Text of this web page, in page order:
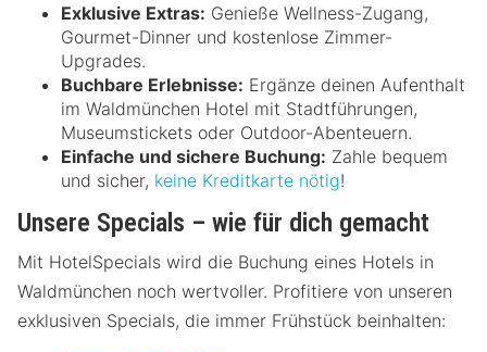
Exklusive Extras: Genieße Wellness-Zugang,
Gourmet-Dinner und kostenlose Zimmer-
Upgrades.
Buchbare Erlebnisse: Ergänze deinen Aufenthalt
im Waldmünchen Hotel mit Stadtführungen,
Museumstickets oder Outdoor-Abenteuern.
Einfache und sichere Buchung: Zahle bequem
und sicher, keine Kreditkarte nötig!
Unsere Specials – wie für dich gemacht
Mit HotelSpecials wird die Buchung eines Hotels in
Waldmünchen noch wertvoller. Profitiere von unseren
exklusiven Specials, die immer Frühstück beinhalten: